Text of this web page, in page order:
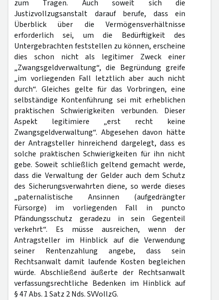
zum Tragen. Auch soweit sich die
Justizvollzugsanstalt darauf berufe, dass ein
Überblick über die Vermögensverhältnisse
erforderlich sei, um die Bedürftigkeit des
Untergebrachten feststellen zu können, erscheine
dies schon nicht als legitimer Zweck einer
„Zwangsgeldverwaltung“, die Begründung greife
„im vorliegenden Fall letztlich aber auch nicht
durch“. Gleiches gelte für das Vorbringen, eine
selbständige Kontenführung sei mit erheblichen
praktischen Schwierigkeiten verbunden. Dieser
Aspekt legitimiere „erst recht keine
Zwangsgeldverwaltung“. Abgesehen davon hätte
der Antragsteller hinreichend dargelegt, dass es
solche praktischen Schwierigkeiten für ihn nicht
gebe. Soweit schließlich geltend gemacht werde,
dass die Verwaltung der Gelder auch dem Schutz
des Sicherungsverwahrten diene, so werde dieses
„paternalistische Ansinnen (aufgedrängter
Fürsorge) im vorliegenden Fall in puncto
Pfändungsschutz geradezu in sein Gegenteil
verkehrt“. Es müsse ausreichen, wenn der
Antragsteller im Hinblick auf die Verwendung
seiner Rentenzahlung angebe, dass sein
Rechtsanwalt damit laufende Kosten begleichen
würde. Abschließend äußerte der Rechtsanwalt
verfassungsrechtliche Bedenken im Hinblick auf
§ 47 Abs. 1 Satz 2 Nds. SVVollzG.